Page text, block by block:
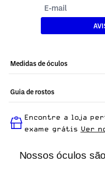
Nossos óculos
Medidas de óculos
Guia de rostos
ideal para quem busca um
Encontre a loja
exame grátis Ver